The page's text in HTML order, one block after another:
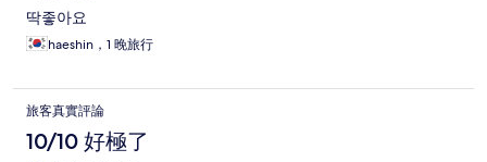
딱좋아요
haeshin，1 晚旅行
旅客真實評論
10/10 好極了